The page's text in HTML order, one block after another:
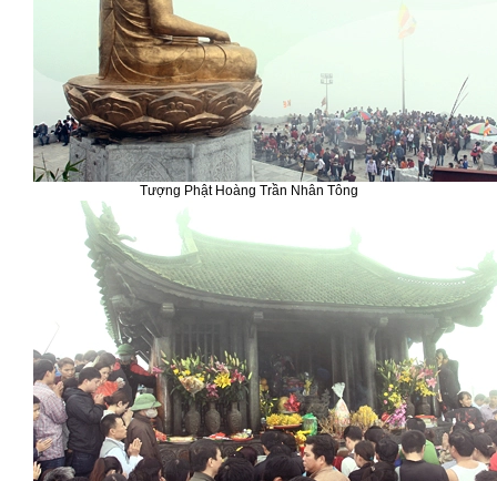
Tượng Phật Hoàng Trần Nhân Tông